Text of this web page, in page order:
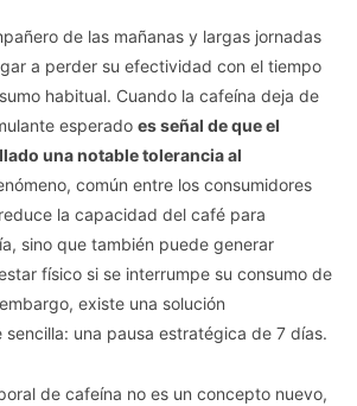
de las mañanas y largas jornadas
a perder su efectividad con el tiempo
habitual. Cuando la cafeína deja de
esperado es señal de que el
una notable tolerancia al
común entre los consumidores
la capacidad del café para
sino que también puede generar
físico si se interrumpe su consumo de
existe una solución
una pausa estratégica de 7 días.
de cafeína no es un concepto nuevo,